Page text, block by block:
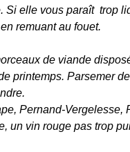
Si elle vous paraît trop
remuant au fouet.
de viande
printemps. Parsemer
Pernand-Vergelesse,
un vin rouge pas trop